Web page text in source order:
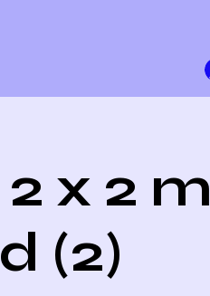
x 2 m
(2)